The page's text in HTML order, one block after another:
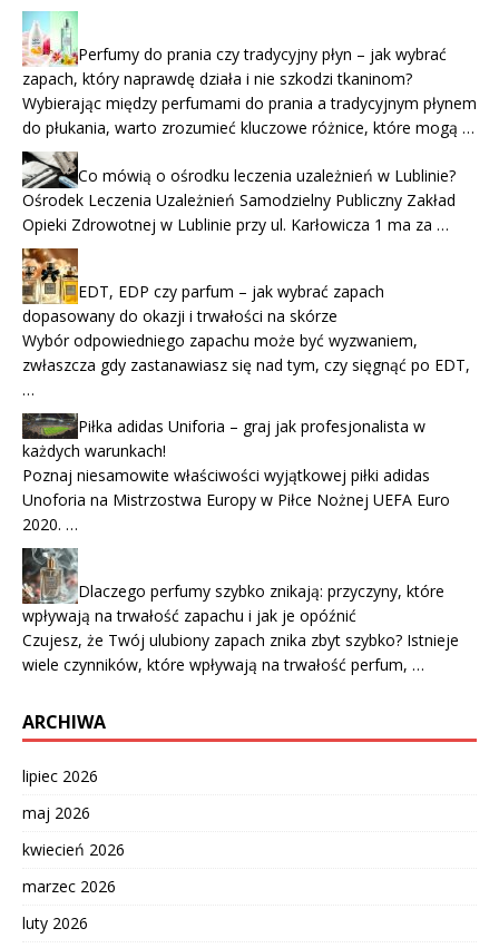
Perfumy do prania czy tradycyjny płyn – jak wybrać
zapach, który naprawdę działa i nie szkodzi tkaninom?
Wybierając między perfumami do prania a tradycyjnym płynem
do płukania, warto zrozumieć kluczowe różnice, które mogą …
Co mówią o ośrodku leczenia uzależnień w Lublinie?
Ośrodek Leczenia Uzależnień Samodzielny Publiczny Zakład
Opieki Zdrowotnej w Lublinie przy ul. Karłowicza 1 ma za …
EDT, EDP czy parfum – jak wybrać zapach
dopasowany do okazji i trwałości na skórze
Wybór odpowiedniego zapachu może być wyzwaniem,
zwłaszcza gdy zastanawiasz się nad tym, czy sięgnąć po EDT,
…
Piłka adidas Uniforia – graj jak profesjonalista w
każdych warunkach!
Poznaj niesamowite właściwości wyjątkowej piłki adidas
Unoforia na Mistrzostwa Europy w Piłce Nożnej UEFA Euro
2020. …
Dlaczego perfumy szybko znikają: przyczyny, które
wpływają na trwałość zapachu i jak je opóźnić
Czujesz, że Twój ulubiony zapach znika zbyt szybko? Istnieje
wiele czynników, które wpływają na trwałość perfum, …
ARCHIWA
lipiec 2026
maj 2026
kwiecień 2026
marzec 2026
luty 2026